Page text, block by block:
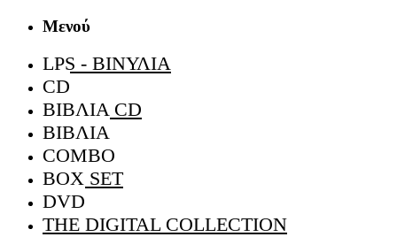
Μενού
LPS - ΒΙΝΎΛΙΑ
CD
ΒΙΒΛΊΑ CD
ΒΙΒΛΊΑ
COMBO
BOX SET
DVD
THE DIGITAL COLLECTION